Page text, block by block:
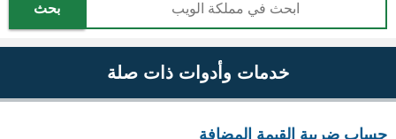
بحث
خدمات وأدوات ذات صلة
حساب ضريبة القيمة المضافة